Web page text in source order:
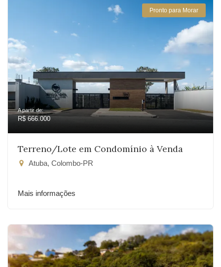
Pronto para Morar
A partir de:
R$ 666.000
Terreno/Lote em Condomínio à Venda
Atuba, Colombo-PR
Mais informações